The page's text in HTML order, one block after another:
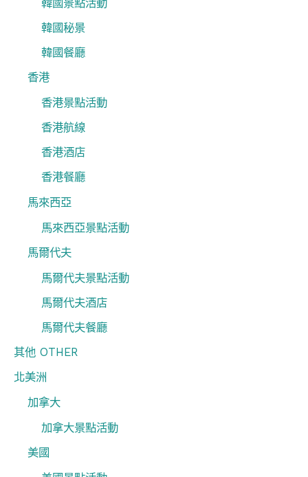
韓國景點活動
韓國秘景
韓國餐廳
香港
香港景點活動
香港航線
香港酒店
香港餐廳
馬來西亞
馬來西亞景點活動
馬爾代夫
馬爾代夫景點活動
馬爾代夫酒店
馬爾代夫餐廳
其他 OTHER
北美洲
加拿大
加拿大景點活動
美國